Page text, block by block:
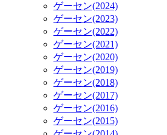
ゲーセン(2024)
ゲーセン(2023)
ゲーセン(2022)
ゲーセン(2021)
ゲーセン(2020)
ゲーセン(2019)
ゲーセン(2018)
ゲーセン(2017)
ゲーセン(2016)
ゲーセン(2015)